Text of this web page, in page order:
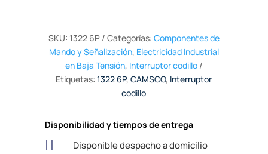
SKU: 1322 6P Categorías: Componentes de
Mando y Señalización, Electricidad Industrial
en Baja Tensión, Interruptor codillo
Etiquetas:1322 6P,CAMSCO, Interruptor
codillo
Disponibilidad y tiempos de entrega
 Disponible despacho a domicilio